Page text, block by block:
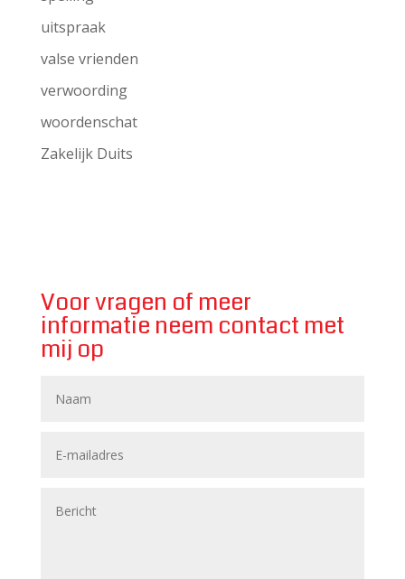
uitspraak
valse vrienden
verwoording
woordenschat
Zakelijk Duits
Voor vragen of meer
informatie neem contact met
mij op